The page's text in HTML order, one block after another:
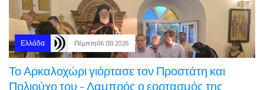
Ελλάδα Πέμπτη 06.08.2026
Το Αρκαλοχώρι γιόρτασε τον Προστάτη και
Πολιούχο του - Λαμπρός ο εορτασμός της
Μεταμορφώσεως του Σωτήρος